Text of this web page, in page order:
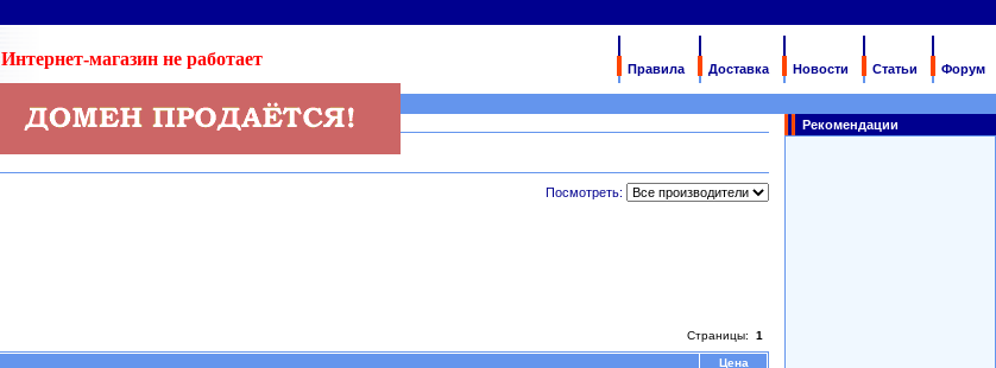
Интернет-магазин не работает Правила Доставка Новости Статьи Форум
Рекомендации
Посмотреть:
Страницы: 1
Цена